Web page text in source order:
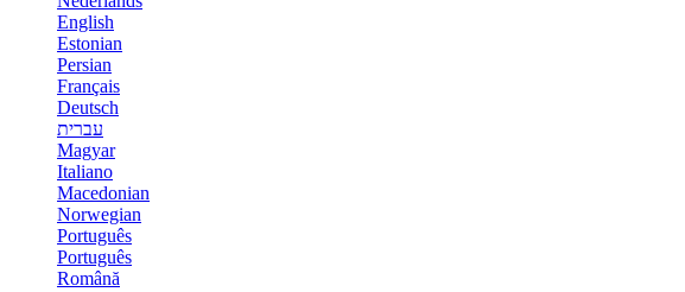
English
Estonian
Persian
Français
Deutsch
עברית
Magyar
Italiano
Macedonian
Norwegian
Português
Português
Română